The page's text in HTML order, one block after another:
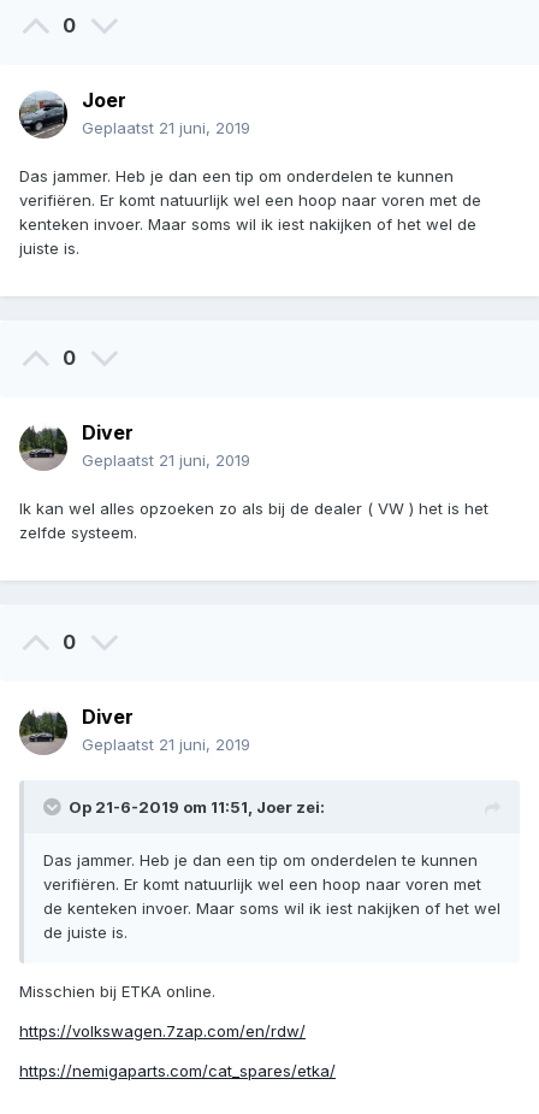
0
Joer
Geplaatst 21 juni, 2019
Das jammer. Heb je dan een tip om onderdelen te kunnen
verifiëren. Er komt natuurlijk wel een hoop naar voren met de
kenteken invoer. Maar soms wil ik iest nakijken of het wel de
juiste is.
0
Diver
Geplaatst 21 juni, 2019
Ik kan wel alles opzoeken zo als bij de dealer ( VW ) het is het
zelfde systeem.
0
Diver
Geplaatst 21 juni, 2019
Op 21-6-2019 om 11:51, Joer zei:
Das jammer. Heb je dan een tip om onderdelen te kunnen
verifiëren. Er komt natuurlijk wel een hoop naar voren met
de kenteken invoer. Maar soms wil ik iest nakijken of het wel
de juiste is.
Misschien bij ETKA online.
https://volkswagen.7zap.com/en/rdw/
https://nemigaparts.com/cat_spares/etka/